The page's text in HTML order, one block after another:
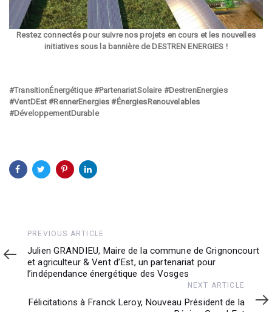
Restez connectés pour suivre nos projets en cours et les nouvelles
initiatives sous la bannière de DESTREN ENERGIES !
#TransitionÉnergétique#PartenariatSolaire #DestrenEnergies
#VentDEst#RennerEnergies#ÉnergiesRenouvelables
#DéveloppementDurable
Previous
Article
PREVIOUS ARTICLE
Julien GRANDIEU, Maire de la commune de Grignoncourt
et agriculteur & Vent d’Est, un partenariat pour
l’indépendance énergétique des Vosges
Article
NEXT ARTICLE
Félicitations à Franck Leroy, Nouveau Président de la